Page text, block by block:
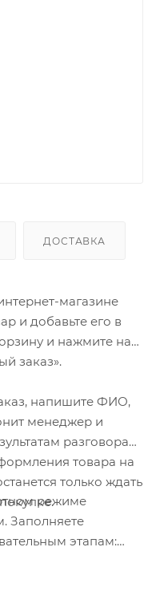
ДОСТАВКА
магазине
и добавьте его в
и нажмите на
заказ».
напишите ФИО,
менеджер и
разговора
товара на
только ждать
режиме
Заполняете
этапам: